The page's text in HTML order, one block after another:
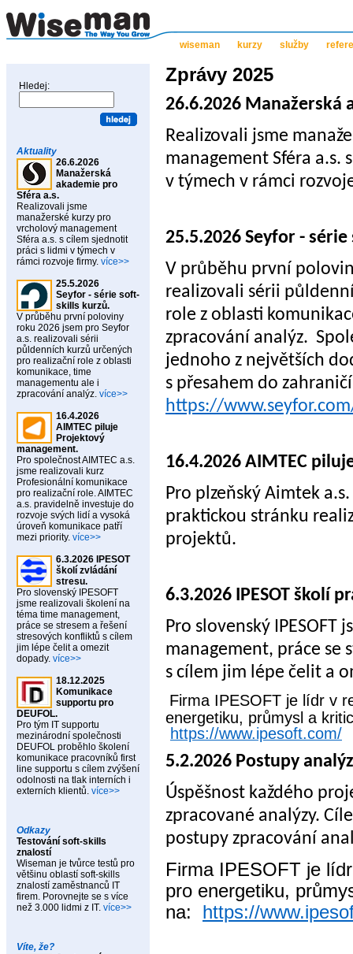
wiseman kurzy služby
Hledej:
Aktuality
26.6.2026
Manažerská
akademie pro
Sféra a.s.
Realizovali jsme
manažerské kurzy pro
vrcholový management
Sféra a.s. s cílem sjednotit
práci s lidmi v týmech v
rámci rozvoje firmy. více>>
25.5.2026
Seyfor - série soft-
skills kurzů.
V průběhu první poloviny
roku 2026 jsem pro Seyfor
a.s. realizovali sérii
půldenních kurzů určených
pro realizační role z oblasti
komunikace, time
managementu ale i
zpracování analýz. více>>
16.4.2026
AIMTEC piluje
Projektový
management.
Pro společnost AIMTEC a.s.
jsme realizovali kurz
Profesionální komunikace
pro realizační role. AIMTEC
a.s. pravidelně investuje do
rozvoje svých lidí a vysoká
úroveň komunikace patří
mezi priority. více>>
6.3.2026 IPESOT
školí zvládání
stresu.
Pro slovenský IPESOFT
jsme realizovali školení na
téma time management,
práce se stresem a řešení
stresových konfliktů s cílem
jim lépe čelit a omezit
dopady. více>>
18.12.2025
Komunikace
supportu pro
DEUFOL.
Pro tým IT supportu
mezinárodní společnosti
DEUFOL proběhlo školení
komunikace pracovníků first
line supportu s cílem zvýšení
odolnosti na tlak interních i
externích klientů. více>>
Odkazy
Testování soft-skills
znalostí
Wiseman je tvůrce testů pro
většinu oblastí soft-skills
znalostí zaměstnanců IT
firem. Porovnejte se s více
než 3.000 lidmi z IT. více>>
Víte, že?
Zprávy 2025
26.6.2026 Manažerská
Realizovali jsme
management Sféra a.s.
v týmech v rámci
25.5.2026 Seyfor -
V průběhu první
realizovali sérii
role z oblasti
zpracování analýz.
jednoho z největších
s přesahem do
https://
16.4.2026 AIMTEC
Pro plzeňský Aimtek
praktickou stránku
projektů.
6.3.2026 IPESOT školí
Pro slovenský
management, práce se
s cílem jim lépe čelit a
Firma IPESOFT je lídr v
energetiku, průmysl a
https://www.ipesoft.com/
5.2.2026 Postupy
Úspěšnost každého
zpracované analýzy.
postupy zpracování
Firma IPESOFT je
pro energetiku,
na:
https://